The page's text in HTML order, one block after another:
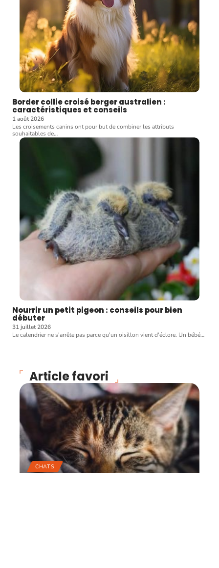
Border collie croisé berger australien :
caractéristiques et conseils
1 août 2026
Les croisements canins ont pour but de combiner les attributs
souhaitables de…
Nourrir un petit pigeon : conseils pour bien
débuter
31 juillet 2026
Le calendrier ne s'arrête pas parce qu'un oisillon vient d'éclore. Un bébé…
Article favori
CHATS